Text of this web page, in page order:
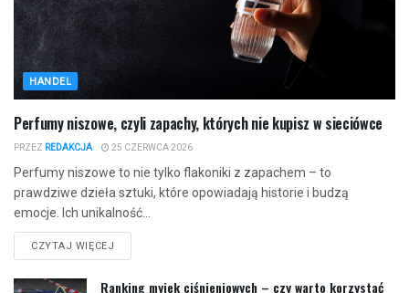
HANDEL
Perfumy niszowe, czyli zapachy, których nie kupisz w sieciówce
PRZEZ REDAKCJA 25 CZERWCA 2026
Perfumy niszowe to nie tylko flakoniki z zapachem – to
prawdziwe dzieła sztuki, które opowiadają historie i budzą
emocje. Ich unikalność...
CZYTAJ WIĘCEJ
Ranking myjek ciśnieniowych – czy warto korzystać